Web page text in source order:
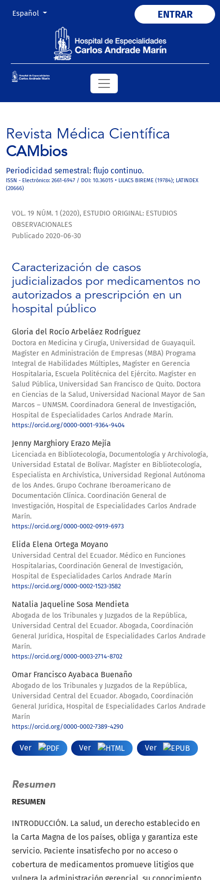
Cambiar el idioma. El actual es:
Español ENTRAR
Revista Médica Científica
CAMbios
Periodicidad semestral: flujo continuo.
ISSN - Electrónico: 2661-6947 / DOI: 10.36015 • LILACS BIREME (19784); LATINDEX
(20666)
VOL. 19 NÚM. 1 (2020), ESTUDIO ORIGINAL: ESTUDIOS
OBSERVACIONALES
Caracterización de casos
judicializados por medicamentos no
autorizados a prescripción en un
hospital público
Publicado 2020-06-30
Gloria del Rocío Arbeláez Rodríguez
Doctora en Medicina y Cirugía, Universidad de Guayaquil.
Magíster en Administración de Empresas (MBA) Programa
Integral de Habilidades Múltiples, Magíster en Gerencia
Hospitalaria, Escuela Politécnica del Ejército. Magíster en
Salud Pública, Universidad San Francisco de Quito. Doctora
en Ciencias de la Salud, Universidad Nacional Mayor de San
Marcos – UNMSM. Coordinadora General de Investigación,
Hospital de Especialidades Carlos Andrade Marín.
https://orcid.org/0000-0001-9364-9404
Jenny Marghiory Erazo Mejía
Licenciada en Bibliotecología, Documentología y Archivología,
Universidad Estatal de Bolívar. Magíster en Bibliotecología,
Especialista en Archivística, Universidad Regional Autónoma
de los Andes. Grupo Cochrane Iberoamericano de
Documentación Clínica. Coordinación General de
Investigación, Hospital de Especialidades Carlos Andrade
Marín.
https://orcid.org/0000-0002-0919-6973
Elida Elena Ortega Moyano
Universidad Central del Ecuador. Médico en Funciones
Hospitalarias, Coordinación General de Investigación,
Hospital de Especialidades Carlos Andrade Marín
https://orcid.org/0000-0002-1523-3582
Natalia Jaqueline Sosa Mendieta
Abogada de los Tribunales y Juzgados de la República,
Universidad Central del Ecuador. Abogada, Coordinación
General Jurídica, Hospital de Especialidades Carlos Andrade
Marín.
https://orcid.org/0000-0003-2714-8702
Omar Francisco Ayabaca Buenaño
Abogado de los Tribunales y Juzgados de la República,
Universidad Central del Ecuador. Abogado, Coordinación
General Jurídica, Hospital de Especialidades Carlos Andrade
Marín
https://orcid.org/0000-0002-7389-4290
Ver Ver Ver
Resumen
RESUMEN
INTRODUCCIÓN. La salud, un derecho establecido en
la Carta Magna de los países, obliga y garantiza este
servicio. Paciente insatisfecho por no acceso o
cobertura de medicamentos promueve litigios que